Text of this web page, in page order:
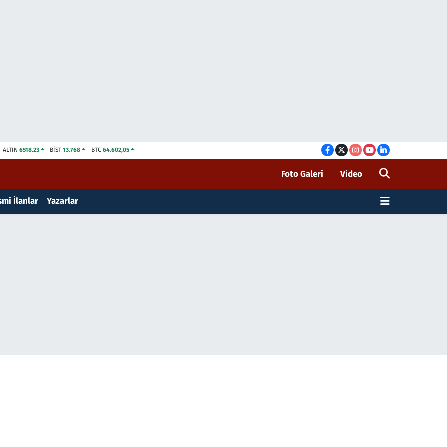
ALTIN 6518.23 BİST13.768 BTC 64.602,05
Foto Galeri Video
İlanlar Yazarlar